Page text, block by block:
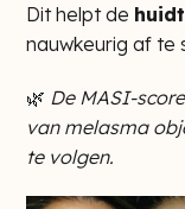
Dit helpt de
nauwkeurig af te
🌿 De MASI-
van melasma
te volgen.